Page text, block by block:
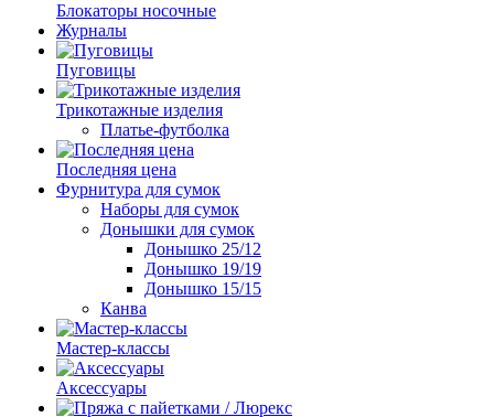
Блокаторы носочные
Журналы
Пуговицы
Трикотажные изделия
Платье-футболка
Последняя цена
Фурнитура для сумок
Наборы для сумок
Донышки для сумок
Донышко 25/12
Донышко 19/19
Донышко 15/15
Канва
Мастер-классы
Аксессуары